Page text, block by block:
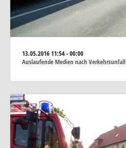
13.05.201611:54 - 00:00
Auslaufende Medien nach Verkehrsunfall